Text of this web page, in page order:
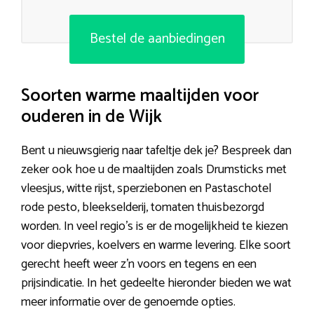
Bestel de aanbiedingen
Soorten warme maaltijden voor
ouderen in de Wijk
Bent u nieuwsgierig naar tafeltje dek je? Bespreek dan
zeker ook hoe u de maaltijden zoals Drumsticks met
vleesjus, witte rijst, sperziebonen en Pastaschotel
rode pesto, bleekselderij, tomaten thuisbezorgd
worden. In veel regio’s is er de mogelijkheid te kiezen
voor diepvries, koelvers en warme levering. Elke soort
gerecht heeft weer z’n voors en tegens en een
prijsindicatie. In het gedeelte hieronder bieden we wat
meer informatie over de genoemde opties.